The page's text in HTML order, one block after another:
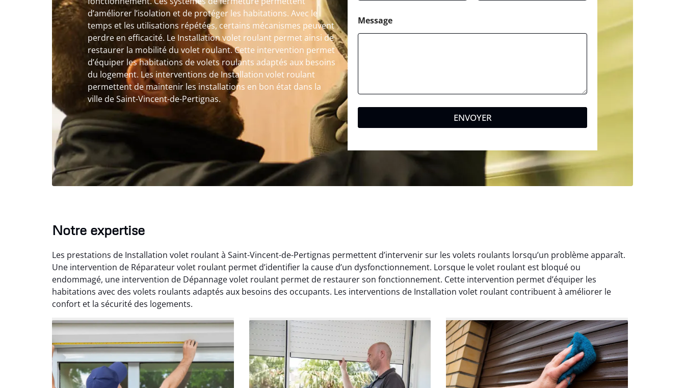
d’améliorer l’isolation et de protéger les habitations. Avec le
temps et les utilisations répétées, certains mécanismes peuvent
perdre en efficacité. Le Installation volet roulant permet ainsi de
restaurer la mobilité du volet roulant. Cette intervention permet
d’équiper les habitations de volets roulants adaptés aux besoins
du logement. Les interventions de Installation volet roulant
permettent de maintenir les installations en bon état dans la
ville de Saint-Vincent-de-Pertignas.
Message
ENVOYER
Notre expertise
Les prestations de Installation volet roulant à Saint-Vincent-de-Pertignas permettent d’intervenir sur les volets roulants lorsqu’un problème apparaît.
Une intervention de Réparateur volet roulant permet d’identifier la cause d’un dysfonctionnement. Lorsque le volet roulant est bloqué ou
endommagé, une intervention de Dépannage volet roulant permet de restaurer son fonctionnement. Cette intervention permet d’équiper les
habitations avec des volets roulants adaptés aux besoins des occupants. Les interventions de Installation volet roulant contribuent à améliorer le
confort et la sécurité des logements.